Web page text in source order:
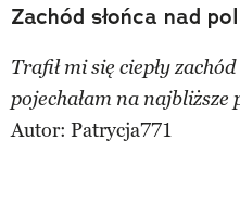
Zachód słońca nad
Trafił mi się ciepły
pojechałam na
Autor: Patrycja771